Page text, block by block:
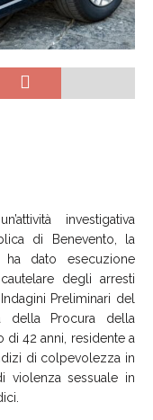
investigativa
di Benevento , la
ha dato esecuzione
degli arresti
Preliminari del
della Procura della
42 anni, residente a
di colpevolezza in
violenza sessuale in